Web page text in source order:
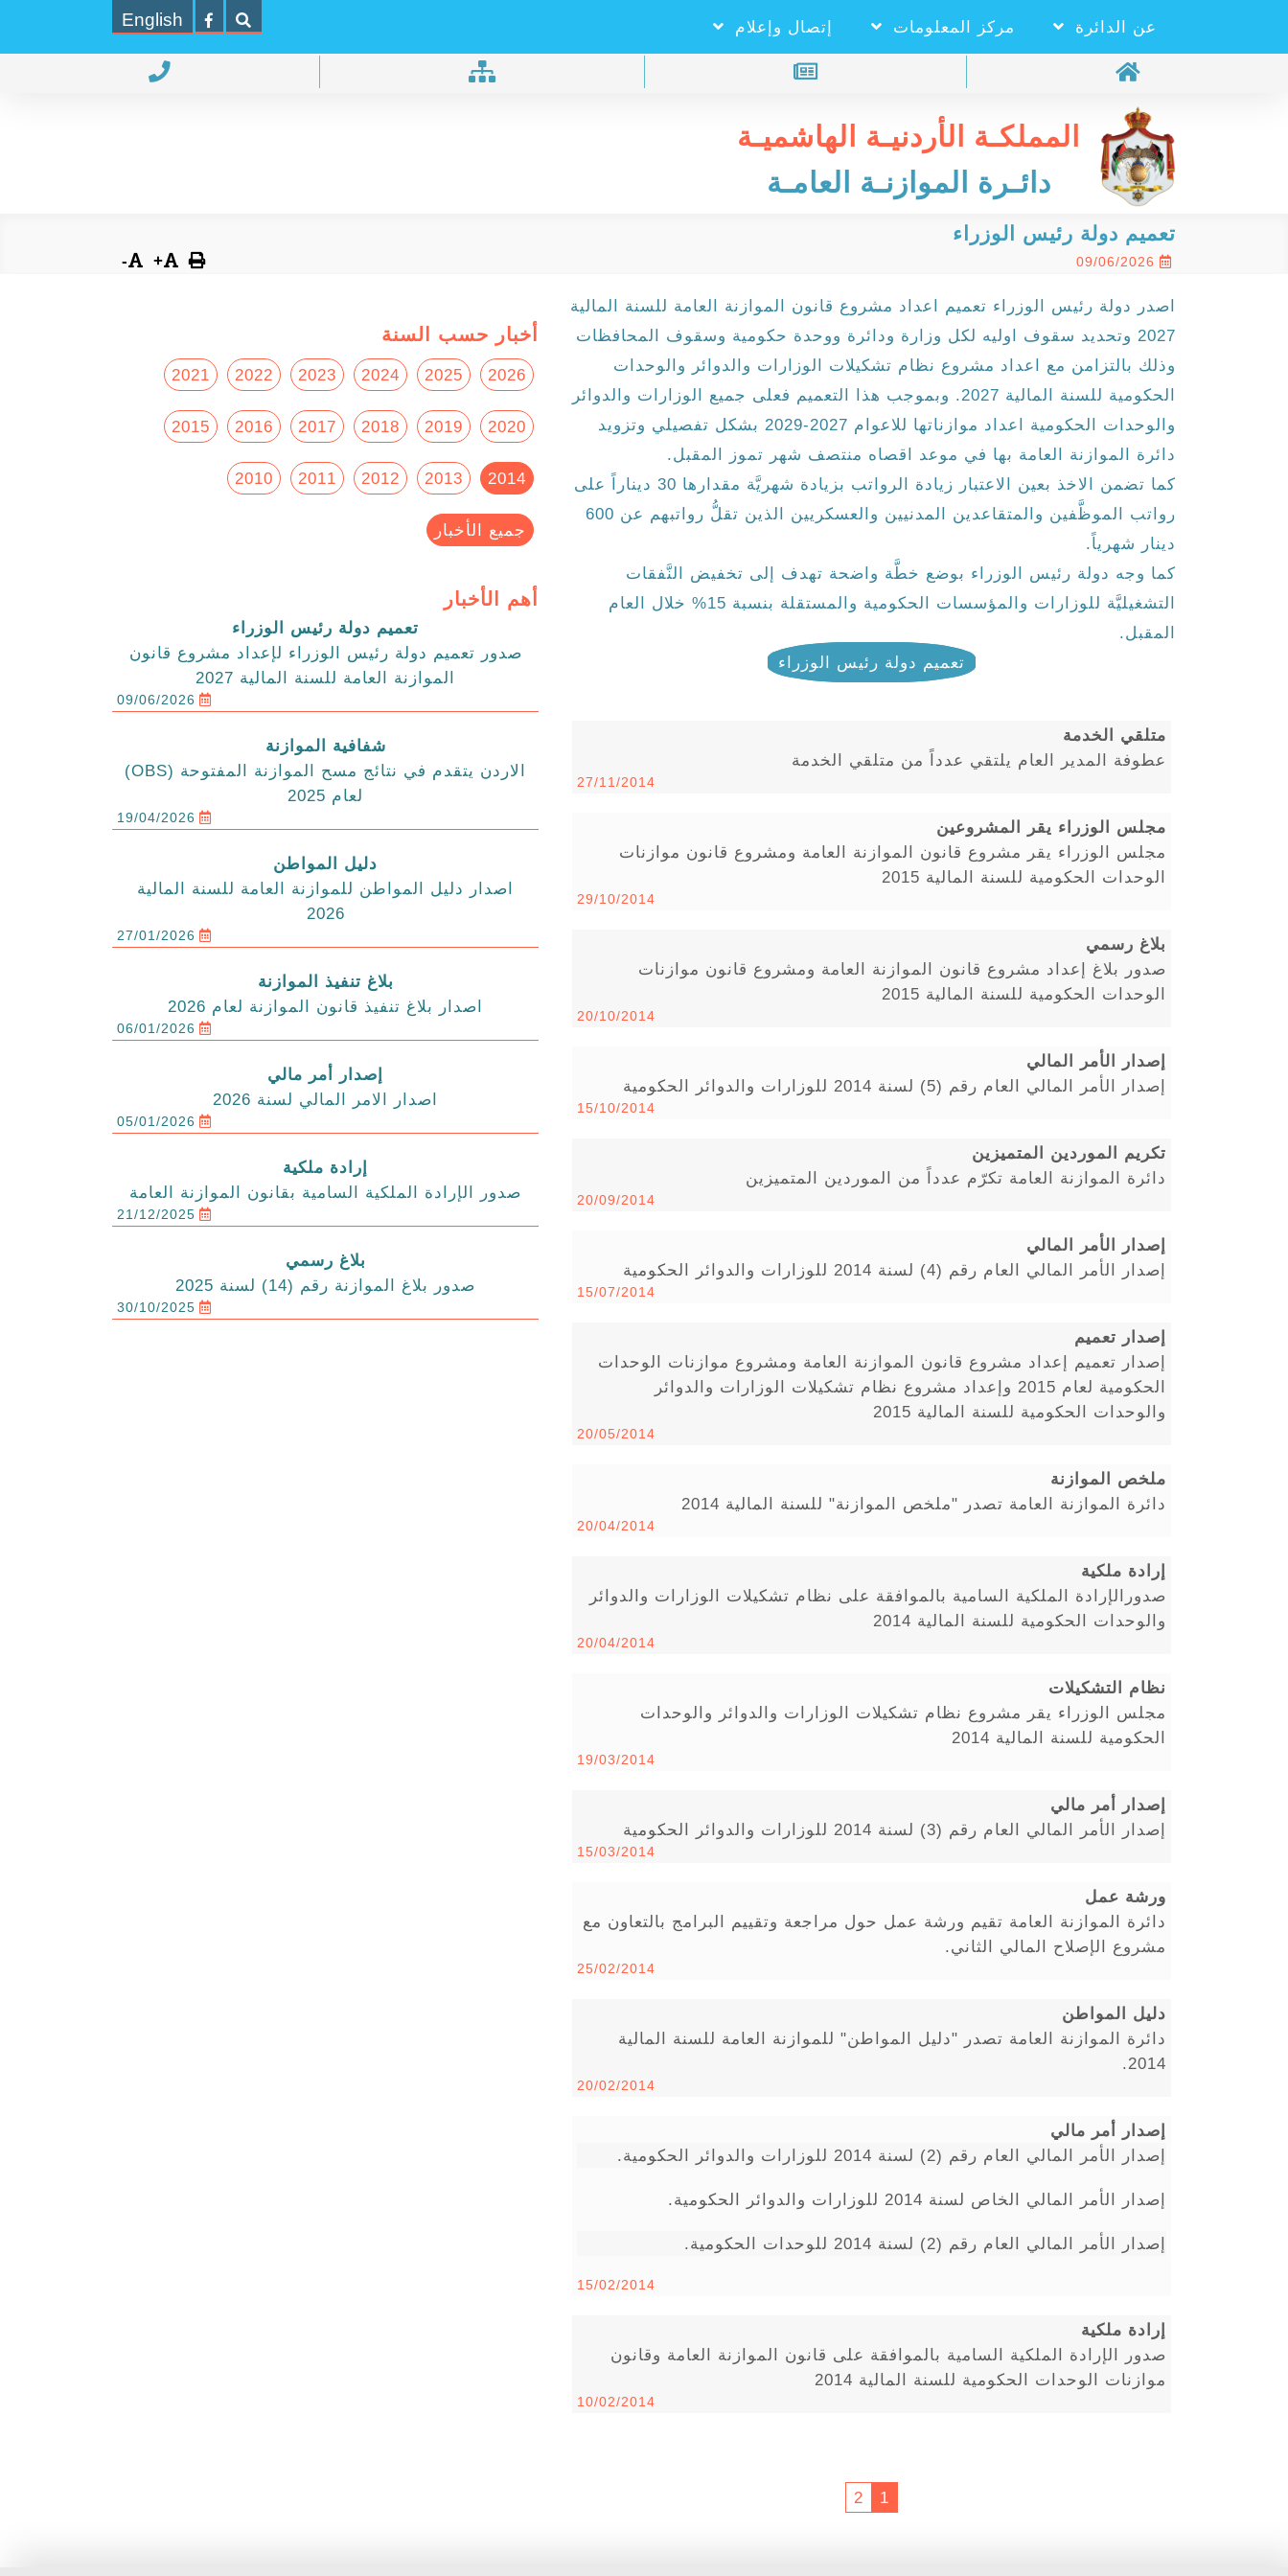
بحـث English
المملكـة الأردنيـة الهاشميـة
دائـرة الموازنـة العامـة
عن الدائرة مركز المعلومات إتصال وإعلام
تعميم دولة رئيس الوزراء
09/06/2026
+
-
اصدر دولة رئيس الوزراء تعميم اعداد مشروع قانون الموازنة العامة للسنة المالية
2027 وتحديد سقوف اوليه لكل وزارة ودائرة ووحدة حكومية وسقوف المحافظات
وذلك بالتزامن مع اعداد مشروع نظام تشكيلات الوزارات والدوائر والوحدات
الحكومية للسنة المالية 2027. وبموجب هذا التعميم فعلى جميع الوزارات والدوائر
والوحدات الحكومية اعداد موازناتها للاعوام 2027-2029 بشكل تفصيلي وتزويد
دائرة الموازنة العامة بها في موعد اقصاه منتصف شهر تموز المقبل.
كما تضمن الاخذ بعين الاعتبار زيادة الرواتب بزيادة شهريَّة مقدارها 30 ديناراً على
رواتب الموظَّفين والمتقاعدين المدنيين والعسكريين الذين تقلُّ رواتبهم عن 600
دينار شهرياً.
كما وجه دولة رئيس الوزراء بوضع خطَّة واضحة تهدف إلى تخفيض النَّفقات
التشغيليَّة للوزارات والمؤسسات الحكومية والمستقلة بنسبة 15% خلال العام
المقبل.
تعميم دولة رئيس الوزراء
متلقي الخدمة
عطوفة المدير العام يلتقي عدداً من متلقي الخدمة
27/11/2014
مجلس الوزراء يقر المشروعين
مجلس الوزراء يقر مشروع قانون الموازنة العامة ومشروع قانون موازنات
الوحدات الحكومية للسنة المالية 2015
29/10/2014
بلاغ رسمي
صدور بلاغ إعداد مشروع قانون الموازنة العامة ومشروع قانون موازنات
الوحدات الحكومية للسنة المالية 2015
20/10/2014
إصدار الأمر المالي
إصدار الأمر المالي العام رقم (5) لسنة 2014 للوزارات والدوائر الحكومية
15/10/2014
تكريم الموردين المتميزين
دائرة الموازنة العامة تكرّم عدداً من الموردين المتميزين
20/09/2014
إصدار الأمر المالي
إصدار الأمر المالي العام رقم (4) لسنة 2014 للوزارات والدوائر الحكومية
15/07/2014
إصدار تعميم
إصدار تعميم إعداد مشروع قانون الموازنة العامة ومشروع موازنات الوحدات
الحكومية لعام 2015 وإعداد مشروع نظام تشكيلات الوزارات والدوائر
والوحدات الحكومية للسنة المالية 2015
20/05/2014
ملخص الموازنة
دائرة الموازنة العامة تصدر "ملخص الموازنة" للسنة المالية 2014
20/04/2014
إرادة ملكية
صدورالإرادة الملكية السامية بالموافقة على نظام تشكيلات الوزارات والدوائر
والوحدات الحكومية للسنة المالية 2014
20/04/2014
نظام التشكيلات
مجلس الوزراء يقر مشروع نظام تشكيلات الوزارات والدوائر والوحدات
الحكومية للسنة المالية 2014
19/03/2014
إصدار أمر مالي
إصدار الأمر المالي العام رقم (3) لسنة 2014 للوزارات والدوائر الحكومية
15/03/2014
ورشة عمل
دائرة الموازنة العامة تقيم ورشة عمل حول مراجعة وتقييم البرامج بالتعاون مع
مشروع الإصلاح المالي الثاني.
25/02/2014
دليل المواطن
دائرة الموازنة العامة تصدر "دليل المواطن" للموازنة العامة للسنة المالية
2014.
20/02/2014
إصدار أمر مالي
إصدار الأمر المالي العام رقم (2) لسنة 2014 للوزارات والدوائر الحكومية.
إصدار الأمر المالي الخاص لسنة 2014 للوزارات والدوائر الحكومية.
إصدار الأمر المالي العام رقم (2) لسنة 2014 للوحدات الحكومية.
15/02/2014
إرادة ملكية
صدور الإرادة الملكية السامية بالموافقة على قانون الموازنة العامة وقانون
موازنات الوحدات الحكومية للسنة المالية 2014
10/02/2014
1
2
أخبار حسب السنة
2026
2025
2024
2023
2022
2021
2020
2019
2018
2017
2016
2015
2014
2013
2012
2011
2010
جميع الأخبار
أهم الأخبار
تعميم دولة رئيس الوزراء
صدور تعميم دولة رئيس الوزراء لإعداد مشروع قانون
الموازنة العامة للسنة المالية 2027
09/06/2026
شفافية الموازنة
الاردن يتقدم في نتائج مسح الموازنة المفتوحة (OBS)
لعام 2025
19/04/2026
دليل المواطن
اصدار دليل المواطن للموازنة العامة للسنة المالية
2026
27/01/2026
بلاغ تنفيذ الموازنة
اصدار بلاغ تنفيذ قانون الموازنة لعام 2026
06/01/2026
إصدار أمر مالي
اصدار الامر المالي لسنة 2026
05/01/2026
إرادة ملكية
صدور الإرادة الملكية السامية بقانون الموازنة العامة
21/12/2025
بلاغ رسمي
صدور بلاغ الموازنة رقم (14) لسنة 2025
30/10/2025